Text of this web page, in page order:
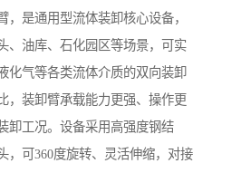
，是通用型流体装卸核心设备，
、油库、石化园区等场景，可实
化气等各类流体介质的双向装卸
，装卸臂承载能力更强、操作更
卸工况。设备采用高强度钢结
，可360度旋转、灵活伸缩，对接